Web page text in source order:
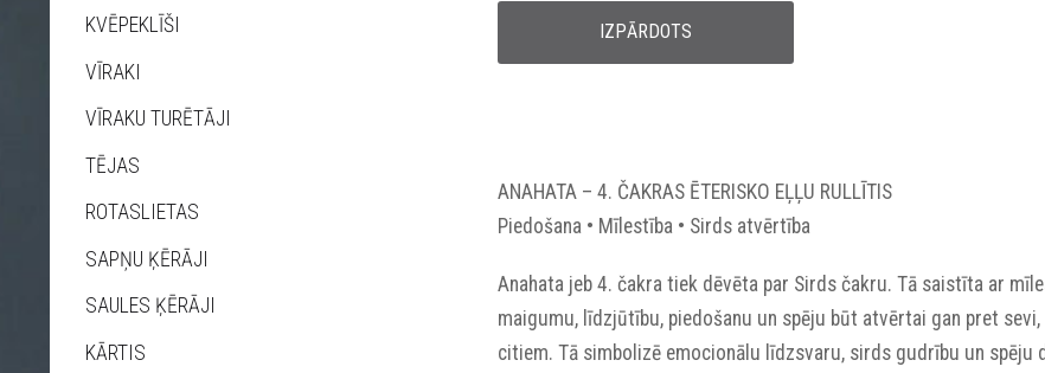
KVĒPEKLĪŠI
VĪRAKI
VĪRAKU TURĒTĀJI
TĒJAS
ROTASLIETAS
SAPŅU ĶĒRĀJI
SAULES ĶĒRĀJI
KĀRTIS
IZPĀRDOTS
ANAHATA – 4. ČAKRAS ĒTERISKO EĻĻU RULLĪTIS
Piedošana • Mīlestība • Sirds atvērtība
Anahata jeb 4. čakra tiek dēvēta par Sirds čakru. Tā saistīta ar
maigumu, līdzjūtību, piedošanu un spēju būt atvērtai gan pret sevi,
citiem. Tā simbolizē emocionālu līdzsvaru, sirds gudrību un spēju